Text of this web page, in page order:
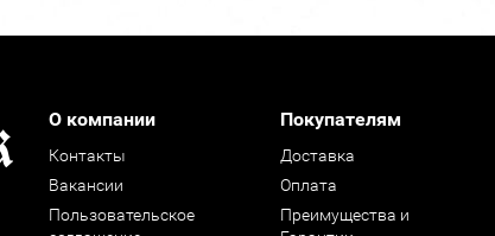
О компании
Контакты
Вакансии
Пользовательское
Покупателям
Доставка
Оплата
Преимущества и